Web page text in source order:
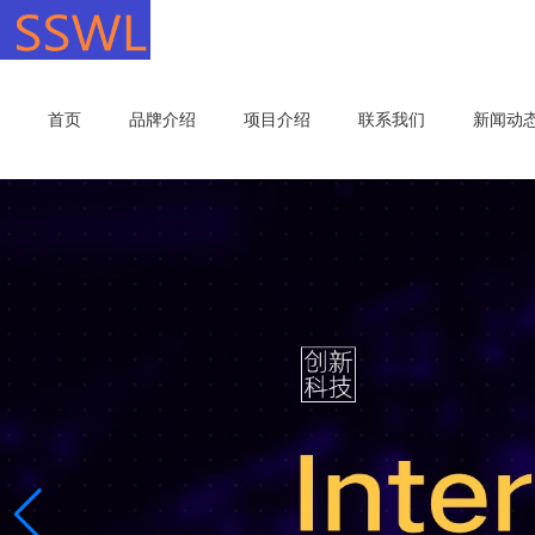
首页 品牌介绍 项目介绍 联系我们 新闻动